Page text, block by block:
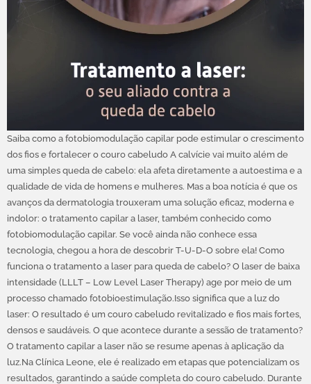
Saiba como a fotobiomodulação capilar pode estimular o crescimento
dos fios e fortalecer o couro cabeludo A calvície vai muito além de
uma simples queda de cabelo: ela afeta diretamente a autoestima e a
qualidade de vida de homens e mulheres. Mas a boa notícia é que os
avanços da dermatologia trouxeram uma solução eficaz, moderna e
indolor: o tratamento capilar a laser, também conhecido como
fotobiomodulação capilar. Se você ainda não conhece essa
tecnologia, chegou a hora de descobrir T-U-D-O sobre ela! Como
funciona o tratamento a laser para queda de cabelo? O laser de baixa
intensidade (LLLT – Low Level Laser Therapy) age por meio de um
processo chamado fotobioestimulação.Isso significa que a luz do
laser: O resultado é um couro cabeludo revitalizado e fios mais fortes,
densos e saudáveis. O que acontece durante a sessão de tratamento?
O tratamento capilar a laser não se resume apenas à aplicação da
luz.Na Clínica Leone, ele é realizado em etapas que potencializam os
resultados, garantindo a saúde completa do couro cabeludo. Durante